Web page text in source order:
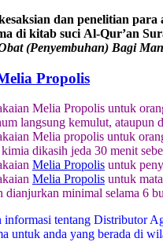
dan penelitian para
di kitab suci Al-Qur’an
(Penyembuhan) Bagi
Propolis
Melia Propolis untuk
langsung kemulut, ataupun
Melia propolis untuk
kimia dikasih jeda 30 menit
Melia Propolis untuk
Melia Propolis untuk
dianjurkan minimal selama 6
informasi tentang Distributor
untuk anda yang berada di